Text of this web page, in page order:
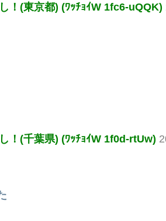
！(東京都) (ﾜｯﾁｮｲW 1fc6-uQQK)
！(千葉県) (ﾜｯﾁｮｲW 1f0d-rtUw)